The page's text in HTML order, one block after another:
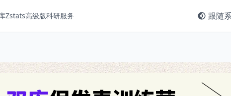
Zstats高级版科研服务 跟随